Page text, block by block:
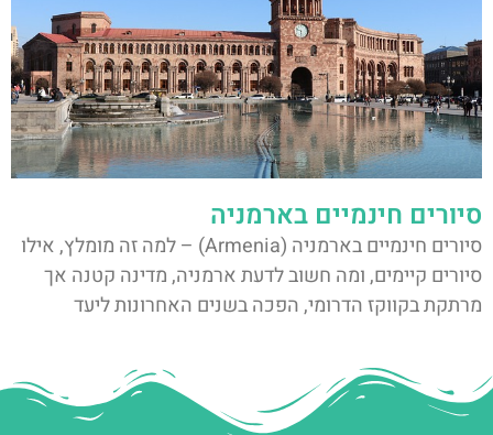
סיורים חינמיים בארמניה
סיורים חינמיים בארמניה (Armenia) – למה זה מומלץ, אילו
סיורים קיימים, ומה חשוב לדעת ארמניה, מדינה קטנה אך
מרתקת בקווקז הדרומי, הפכה בשנים האחרונות ליעד